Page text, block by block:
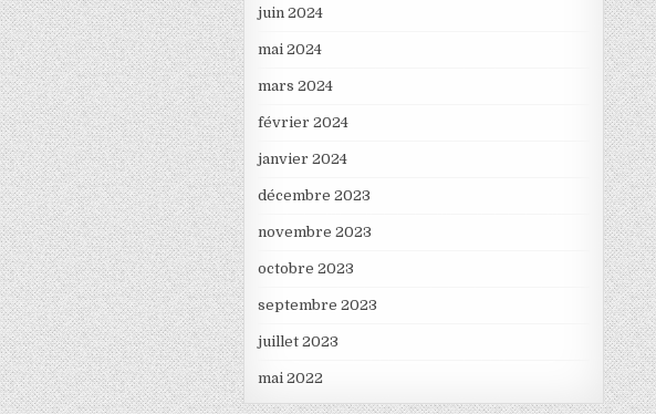
juin 2024
mai 2024
mars 2024
février 2024
janvier 2024
décembre 2023
novembre 2023
octobre 2023
septembre 2023
juillet 2023
mai 2022